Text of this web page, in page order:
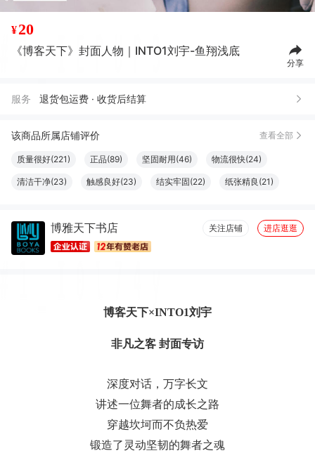
¥20
《博客天下》封面人物｜INTO1刘宇-鱼翔浅底
分享
服务 退货包运费 · 收货后结算
该商品所属店铺评价 查看全部
质量很好(221) 正品(89) 坚固耐用(46) 物流很快(24)
清洁干净(23) 触感良好(23) 结实牢固(22) 纸张精良(21)
厚度适中(18) 设计一流(17) 容量够大(14)
优美详细(13) 包装很好(11)
博雅天下书店 关注店铺 进店逛逛
博客天下×INTO1刘宇
非凡之客 封面专访
深度对话，万字长文
讲述一位舞者的成长之路
穿越坎坷而不负热爱
锻造了灵动坚韧的舞者之魂